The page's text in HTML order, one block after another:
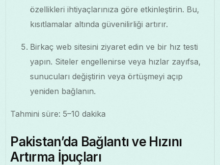
özellikleri ihtiyaçlarınıza göre etkinleştirin. Bu,
kısıtlamalar altında güvenilirliği artırır.
Birkaç web sitesini ziyaret edin ve bir hız testi
yapın. Siteler engellenirse veya hızlar zayıfsa,
sunucuları değiştirin veya örtüşmeyi açıp
yeniden bağlanın.
Tahmini süre: 5–10 dakika
Pakistan’da Bağlantı ve Hızını
Artırma İpuçları